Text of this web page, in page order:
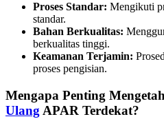
Proses Standar: Mengikuti
standar.
Bahan Berkualitas:
berkualitas tinggi.
Keamanan Terjamin:
proses pengisian.
Mengapa Penting
Ulang APAR Terdekat?